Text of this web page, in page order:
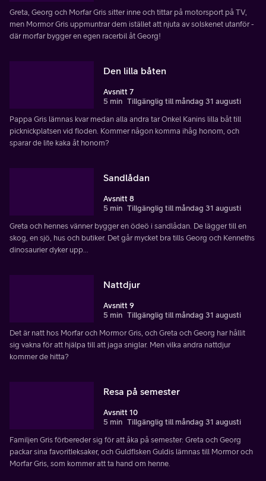
Greta, Georg och Morfar Gris sitter inne och tittar på motorsport på TV,
men Mormor Gris uppmuntrar dem istället att njuta av solskenet utanför -
där morfar bygger en egen racerbil åt Georg!
Den lilla båten
Avsnitt 7
5 min Tillgänglig till måndag 31 augusti
Pappa Gris lämnas kvar medan alla andra tar Onkel Kanins lilla båt till
picknickplatsen vid floden. Kommer någon komma ihåg honom, och
sparar de lite kaka åt honom?
Sandlådan
Avsnitt 8
5 min Tillgänglig till måndag 31 augusti
Greta och hennes vänner bygger en ödeö i sandlådan. De lägger till en
skog, en sjö, hus och butiker. Det går mycket bra tills Georg och Kenneths
dinosaurier dyker upp...
Nattdjur
Avsnitt 9
5 min Tillgänglig till måndag 31 augusti
Det är natt hos Morfar och Mormor Gris, och Greta och Georg har hållit
sig vakna för att hjälpa till att jaga sniglar. Men vilka andra nattdjur
kommer de hitta?
Resa på semester
Avsnitt 10
5 min Tillgänglig till måndag 31 augusti
Familjen Gris förbereder sig för att åka på semester: Greta och Georg
packar sina favoritleksaker, och Guldfisken Guldis lämnas till Mormor och
Morfar Gris, som kommer att ta hand om henne.